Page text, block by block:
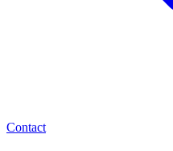
Contact